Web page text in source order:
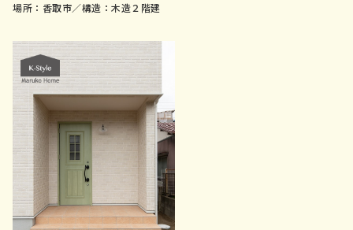
場所：香取市／構造：木造２階建